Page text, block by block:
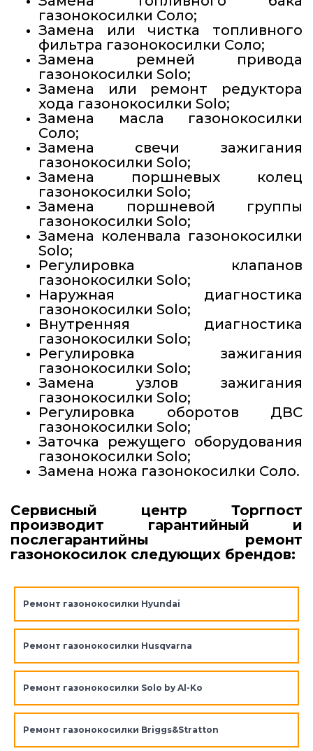
газонокосилки Соло;
Замена или чистка топливного
фильтра газонокосилки Соло;
Замена ремней привода
газонокосилки Solo;
Замена или ремонт редуктора
хода газонокосилки Solo;
Замена масла газонокосилки
Соло;
Замена свечи зажигания
газонокосилки Solo;
Замена поршневых колец
газонокосилки Solo;
Замена поршневой группы
газонокосилки Solo;
Замена коленвала газонокосилки
Solo;
Регулировка клапанов
газонокосилки Solo;
Наружная диагностика
газонокосилки Solo;
Внутренняя диагностика
газонокосилки Solo;
Регулировка зажигания
газонокосилки Solo;
Замена узлов зажигания
газонокосилки Solo;
Регулировка оборотов ДВС
газонокосилки Solo;
Заточка режущего оборудования
газонокосилки Solo;
Замена ножа газонокосилки Соло.
Сервисный центр Торгпост
производит гарантийный и
послегарантийны ремонт
газонокосилок следующих брендов:
Ремонт газонокосилки Hyundai
Ремонт газонокосилки Husqvarna
Ремонт газонокосилки Solo by Al-Ko
Ремонт газонокосилки Briggs&Stratton